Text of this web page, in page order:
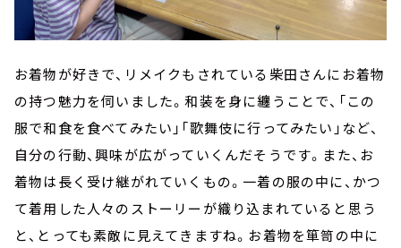
お着物が好きで、リメイクもされている柴田さんにお着物
の持つ魅力を伺いました。和装を身に纏うことで、「この
服で和食を食べてみたい」「歌舞伎に行ってみたい」など、
自分の行動、興味が広がっていくんだそうです。また、お
着物は長く受け継がれていくもの。一着の服の中に、かつ
て着用した人々のストーリーが織り込まれていると思う
と、とっても素敵に見えてきますね。お着物を箪笥の中に